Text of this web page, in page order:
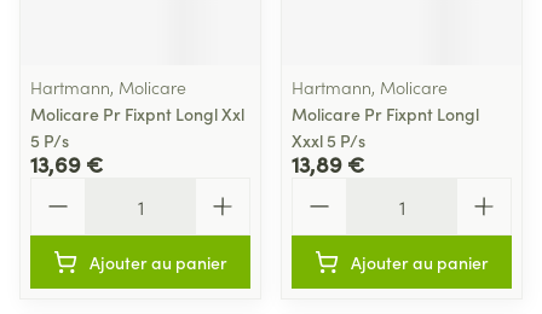
Hartmann, Molicare
Molicare Pr Fixpnt Longl Xxl
5 P/s
13,69 €
Ajouter au panier
Hartmann, Molicare
Molicare Pr Fixpnt Longl
Xxxl 5 P/s
13,89 €
Ajouter au panier